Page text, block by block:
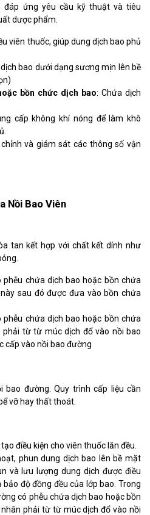
đáp ứng yêu cầu kỹ thuật và tiêu
dược phẩm.
viên thuốc, giúp dung dịch bao phủ
bao dưới dạng sương mịn lên bề
bồn chức dịch bao: Chứa dịch
cấp không khí nóng để làm khô
và giám sát các thông số vận
Nồi Bao Viên
tan kết hợp với chất kết dính như
phễu chứa dịch bao hoặc bồn chứa
sau đó được đưa vào bồn chứa
phễu chứa dịch bao hoặc bồn chứa
phải từ từ múc dịch đổ vào nồi bao
cấp vào nồi bao đường
bao đường. Quy trình cấp liệu cần
vỡ hay thất thoát.
điều kiện cho viên thuốc lăn đều.
phun dung dịch bao lên bề mặt
và lưu lượng dung dịch được điều
độ đồng đều của lớp bao. Trong
có phễu chứa dịch bao hoặc bồn
phải từ từ múc dịch đổ vào nồi